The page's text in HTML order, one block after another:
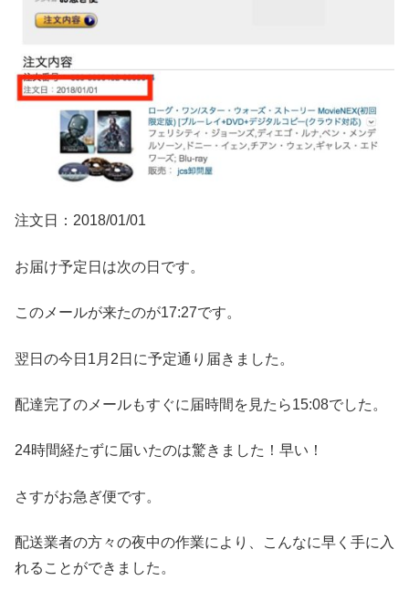
注文日：2018/01/01
お届け予定日は次の日です。
このメールが来たのが17:27です。
翌日の今日1月2日に予定通り届きました。
配達完了のメールもすぐに届時間を見たら15:08でした。
24時間経たずに届いたのは驚きました！早い！
さすがお急ぎ便です。
配送業者の方々の夜中の作業により、こんなに早く手に入
れることができました。